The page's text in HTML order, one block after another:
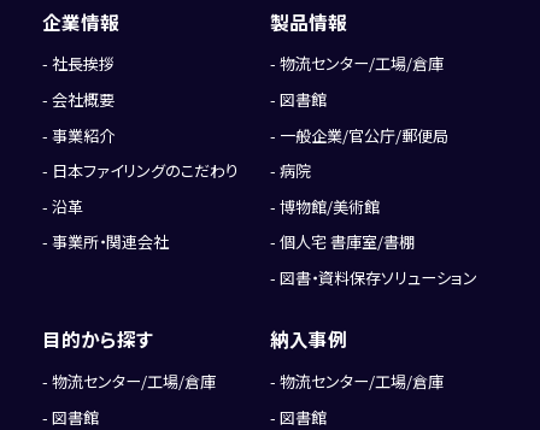
企業情報
社長挨拶
会社概要
事業紹介
日本ファイリングのこだわり
沿革
事業所・関連会社
製品情報
物流センター/工場/倉庫
図書館
一般企業/官公庁/郵便局
病院
博物館/美術館
個人宅 書庫室/書棚
図書・資料保存ソリューション
目的から探す
物流センター/工場/倉庫
図書館
納入事例
物流センター/工場/倉庫
図書館